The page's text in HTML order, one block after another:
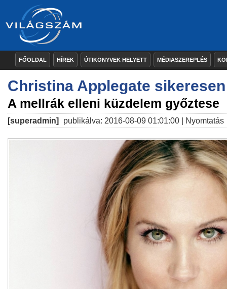
FŐOLDAL HÍREK ÚTIKÖNYVEK HELYETT MÉDIASZEREPLÉS
Christina Applegate
A mellrák elleni küzdelem győztese
[superadmin] publikálva: 2016-08-09 01:01:00 | Nyomtatás